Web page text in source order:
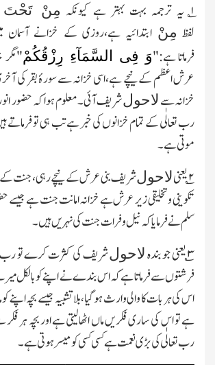
۱؎ یہ ترجمہ بہت بہتر ہے کیونکہ مِنْ تَحْتَ
لفظ مِنْ ابتدائیہ ہے،روزی کے خزانے آسمان
فرماتاہے:"وَ فِی السَّمَآءِ رِزْقُکُمْ"مگر
عرش اعظم کے نیچے ہے،اسی خزانہ سے سورۂ بقر کی
خزانہ سےلاحولشریف آئی۔معلوم ہوا کہ حضور انور
رب تعالٰی کے تمام خزانوں کی خبر ہے تب ہی تو فرماتے
موتی ہے۔
۲؎ یعنیلاحولشریف بنی عرش کے نیچے رہی،جنت کے
تکوینی و تخلیقی زیر عرش ہے خزانہ امانت جنت ہے جیسے
سلم نے فرمایا کہ نیل وفرات جنت کی نہریں ہیں۔
۳؎ یعنی جو بندہلاحولشریف کی کثرت کرے تو رب
فرشتوں سے فرماتا ہے کہ اس بندے نے اپنے کو بالکل
اس کی ہر بات کا والی وارث ہوگیا،بلا تشبیہ جیسے بچہ اپنے
ہے تو اس کی ساری فکریں ماں اٹھالیتی ہے اور بچہ ہر
رب تعالٰی کی بڑی نعمت ہے کسی کسی کو میسر ہوتی ہے۔